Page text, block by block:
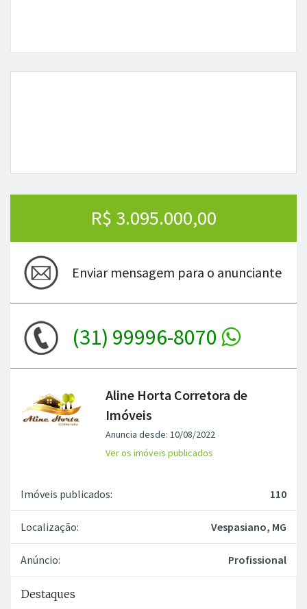
R$ 3.095.000,00
Enviar mensagem para o anunciante
(31) 99996-8070
Aline Horta Corretora de
Imóveis
Anuncia desde: 10/08/2022
Ver os imóveis publicados
Imóveis publicados: 110
Localização: Vespasiano, MG
Anúncio: Profissional
Destaques